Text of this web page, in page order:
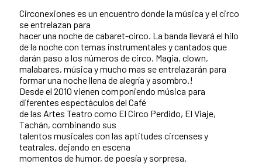
Circonexiones es un encuentro donde la música y el circo
se entrelazan para
hacer una noche de cabaret-circo. La banda llevará el hilo
de la noche con temas instrumentales y cantados que
darán paso a los números de circo. Magia, clown,
malabares, música y mucho mas se entrelazarán para
formar una noche llena de alegría y asombro.!
Desde el 2010 vienen componiendo música para
diferentes espectáculos del Café
de las Artes Teatro como El Circo Perdido, El Viaje,
Tachán, combinando sus
talentos musicales con las aptitudes circenses y
teatrales, dejando en escena
momentos de humor, de poesía y sorpresa.